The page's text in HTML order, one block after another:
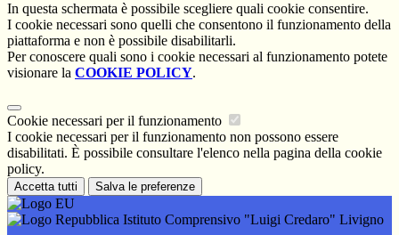
In questa schermata è possibile scegliere quali cookie consentire.
I cookie necessari sono quelli che consentono il funzionamento della
piattaforma e non è possibile disabilitarli.
Per conoscere quali sono i cookie necessari al funzionamento potete
visionare la COOKIE POLICY.
Cookie necessari per il funzionamento
I cookie necessari per il funzionamento non possono essere
disabilitati. È possibile consultare l'elenco nella pagina della cookie
policy.
Accetta tutti Salva le preferenze
Istituto Comprensivo "Luigi Credaro" Livigno